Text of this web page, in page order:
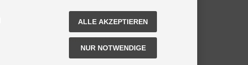
Widerrufsrecht
Muster-Widerrufsformular
Widerruf erklären
ALLE AKZEPTIEREN
NUR NOTWENDIGE